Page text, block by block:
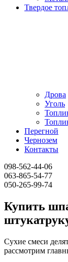
Твердое
Дрова
Уголь
Перегной
Чернозем
Контакты
098-562-44-06
063-865-54-77
050-265-99-74
Купить
Сухие смеси
рассмотрим